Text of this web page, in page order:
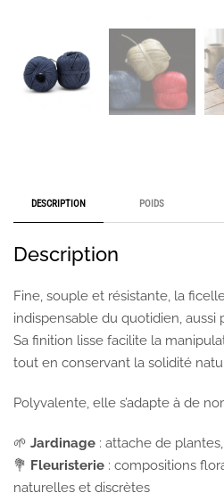
DESCRIPTION POIDS
Description
Fine, souple et résistante, la
indispensable du quotidien, aussi
Sa finition lisse facilite la
tout en conservant la solidité
Polyvalente, elle s’adapte à de
🌱 Jardinage : attache de
💐 Fleuristerie : compositions
naturelles et discrètes